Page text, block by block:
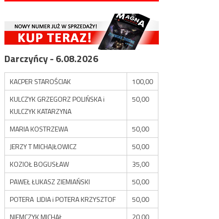
Darczyńcy - 6.08.2026
KACPER STAROŚCIAK
100,00
KULCZYK GRZEGORZ POLIŃSKA i
KULCZYK KATARZYNA
50,00
MARIA KOSTRZEWA
50,00
JERZY T MICHAJŁOWICZ
50,00
KOZIOŁ BOGUSŁAW
35,00
PAWEŁ ŁUKASZ ZIEMIAŃSKI
50,00
POTERA LIDIA i POTERA KRZYSZTOF
50,00
NIEMCZYK MICHAŁ
20,00